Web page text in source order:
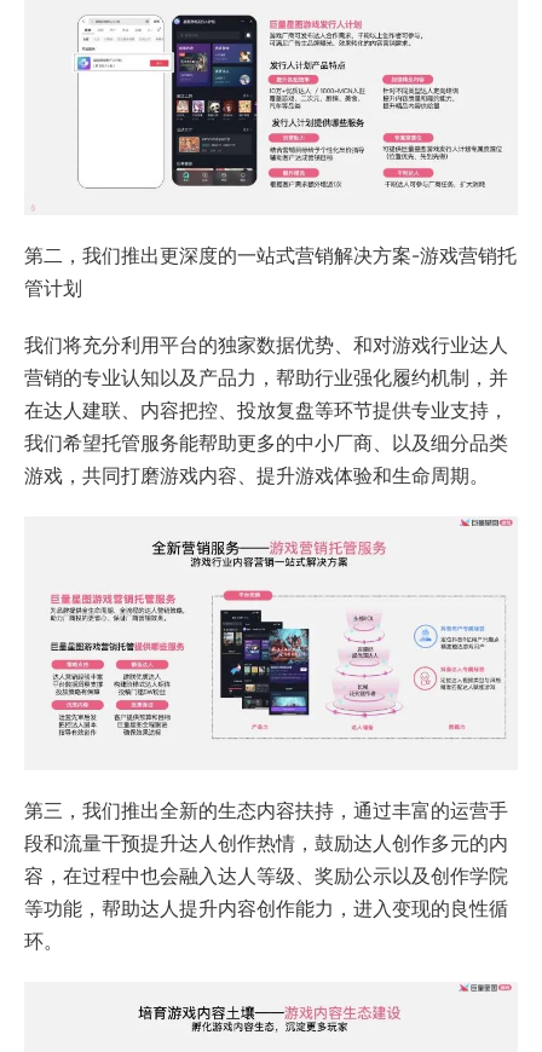
第二，我们推出更深度的一站式营销解决方案-游戏营销托
管计划
我们将充分利用平台的独家数据优势、和对游戏行业达人
营销的专业认知以及产品力，帮助行业强化履约机制，并
在达人建联、内容把控、投放复盘等环节提供专业支持，
我们希望托管服务能帮助更多的中小厂商、以及细分品类
游戏，共同打磨游戏内容、提升游戏体验和生命周期。
第三，我们推出全新的生态内容扶持，通过丰富的运营手
段和流量干预提升达人创作热情，鼓励达人创作多元的内
容，在过程中也会融入达人等级、奖励公示以及创作学院
等功能，帮助达人提升内容创作能力，进入变现的良性循
环。